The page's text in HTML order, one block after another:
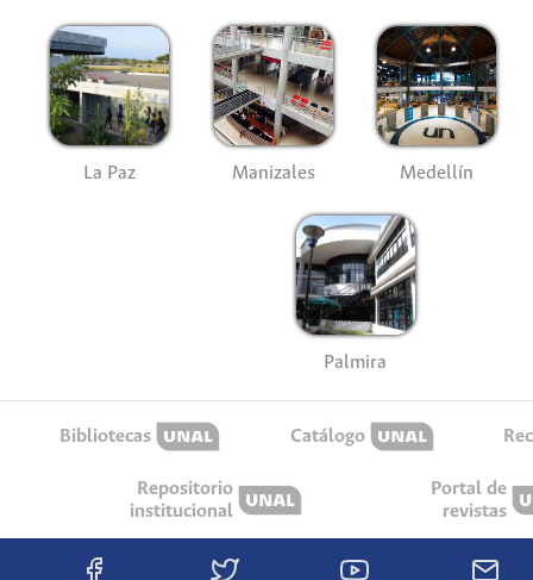
La Paz Manizales Medellín
Palmira
Bibliotecas Catálogo
Repositorio
institucional
Portal de
revistas